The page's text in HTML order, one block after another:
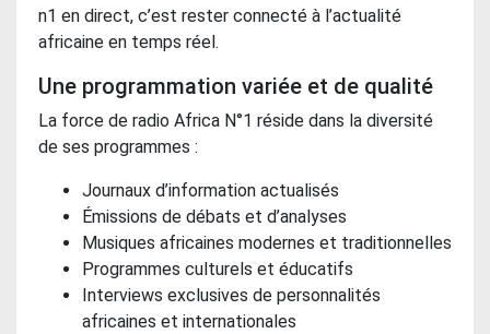
n1 en direct, c’est rester connecté à l’actualité
africaine en temps réel.
Une programmation variée et de qualité
La force de radio Africa N°1 réside dans la diversité
de ses programmes :
Journaux d’information actualisés
Émissions de débats et d’analyses
Musiques africaines modernes et traditionnelles
Programmes culturels et éducatifs
Interviews exclusives de personnalités
africaines et internationales